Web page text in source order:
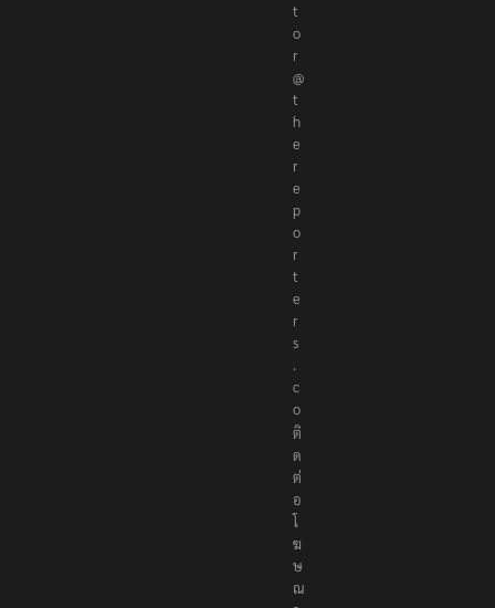
t
o
r
@
t
h
e
r
e
p
o
r
t
e
r
s
.
c
o
ติ
ด
ต่
อ
โ
ฆ
ษ
ณ